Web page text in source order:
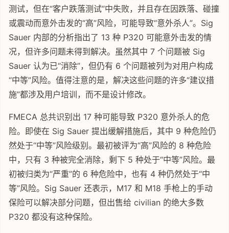
测试，但在“客户跌落测试”中失败，并且存在因跌落、碰撞
或震动而意外击发的“高”风险，可能导致“意外杀人”。Sig
Sauer 内部的分析指出了 13 种 P320 可能意外击发的情
况，但许多问题未得到解决。虽然其中 7 个问题被 Sig
Sauer 认为已“消除”，但仍有 6 个问题被列为对用户构成
“中等”风险。值得注意的是，解决这些问题的许多“建议措
施”都涉及用户培训，而不是设计修改。
FMECA 总共识别出 17 种可能导致 P320 意外杀人的危
险。即使在 Sig Sauer 提出缓解措施后，其中 9 种危险仍
然处于“中等”风险级别。最初被评为“高”风险的 8 种危险
中，只有 3 种被完全消除，剩下 5 种处于“中等”风险。最
初被归类为“严重”的 6 种危险中，也有 4 种仍然处于“中
等”风险。Sig Sauer 还表示，M17 和 M18 手枪上的手动
保险可以解决部分问题，但出售给 civilian 的绝大多数
P320 都没有这种保险。